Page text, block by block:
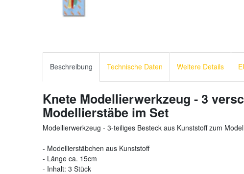
Beschreibung Technische Daten Weitere Details
Knete Modellierwerkzeug - 3
Modellierstäbe im Set
Modellierwerkzeug - 3-teiliges Besteck aus Kunststoff zum
- Modellierstäbchen aus Kunststoff
- Länge ca. 15cm
- Inhalt: 3 Stück